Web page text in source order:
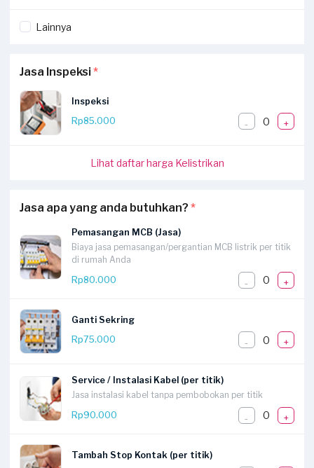
Lainnya
Jasa Inspeksi*
Inspeksi
Rp85.000
- 0 +
Lihat daftar harga Kelistrikan
Jasa apa yang anda butuhkan? *
Pemasangan MCB (Jasa)
Biaya jasa pemasangan/pergantian MCB listrik per titik
di rumah Anda
Rp80.000
- 0 +
Ganti Sekring
Rp75.000
- 0 +
Service / Instalasi Kabel (per titik)
Jasa instalasi kabel tanpa pembobokan per titik
Rp90.000
- 0 +
Tambah Stop Kontak (per titik)